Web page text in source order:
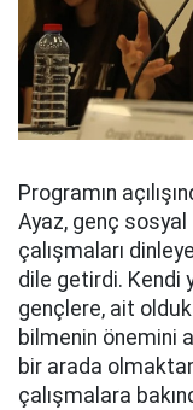
Programın
Ayaz, genç sosyal
çalışmaları
dile getirdi. Kendi
gençlere, ait
bilmenin önemini
bir arada
çalışmalara